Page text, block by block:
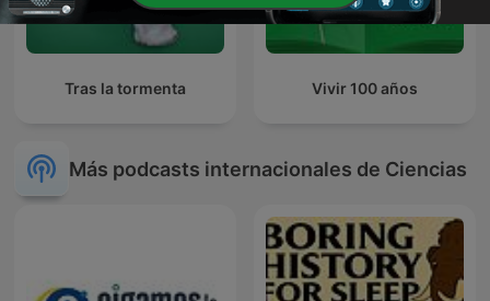
Tras la tormenta Vivir 100 años
Más podcasts internacionales de Ciencias